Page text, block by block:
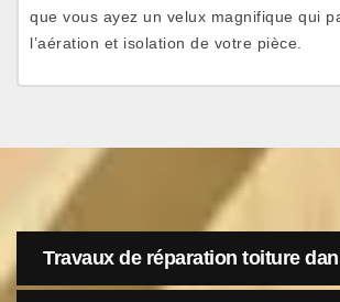
que vous ayez un velux magnifique qui
l’aération et isolation de votre pièce.
Travaux de réparation toiture